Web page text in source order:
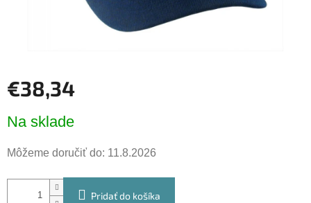
€38,34
cena:
Na sklade
Môžeme doručiť do: 11.8.2026
Pridať do košíka